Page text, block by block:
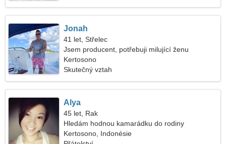
Jonah
41 let, Střelec
Jsem producent, potřebuji milující ženu
Kertosono
Skutečný vztah
Alya
45 let, Rak
Hledám hodnou kamarádku do rodiny
Kertosono, Indonésie